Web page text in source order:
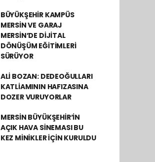
BÜYÜKŞEHİR KAMPÜS
MERSİN VE GARAJ
MERSİN’DE DİJİTAL
DÖNÜŞÜM EĞİTİMLERİ
SÜRÜYOR
ALİ BOZAN: DEDEOĞULLARI
KATLİAMININ HAFIZASINA
DOZER VURUYORLAR
MERSİN BÜYÜKŞEHİR’İN
AÇIK HAVA SİNEMASI BU
KEZ MİNİKLER İÇİN KURULDU